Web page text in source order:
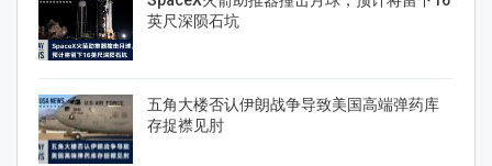
英尺深陨石坑
五角大楼否认伊朗战争导致美国高端弹药库
存捉襟见肘